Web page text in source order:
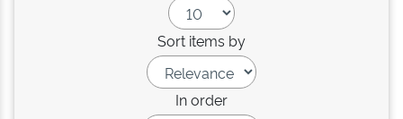
Sort items by
In order